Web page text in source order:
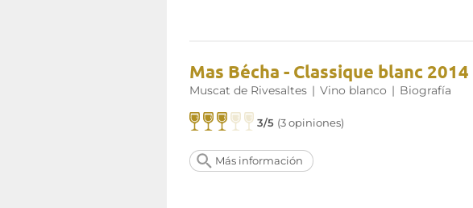
Mas Bécha - Classique blanc
Muscat de Rivesaltes | Vino blanco | Biografía
3/5 (3 opiniones)
Más información